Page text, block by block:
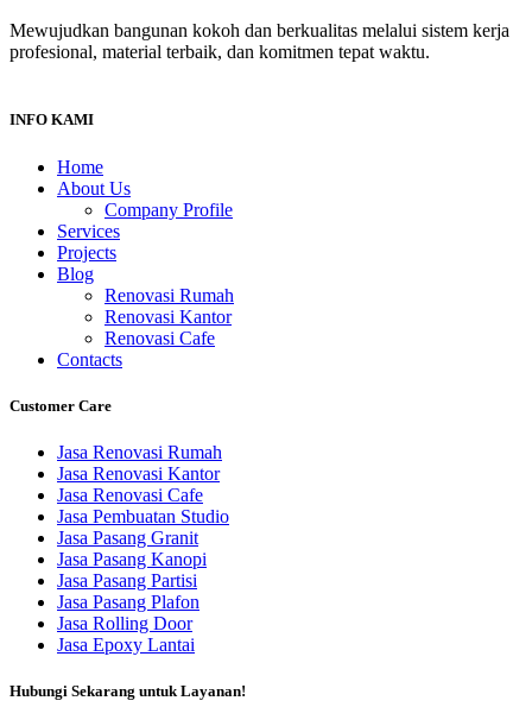
Mewujudkan bangunan kokoh dan berkualitas melalui sistem kerja
profesional, material terbaik, dan komitmen tepat waktu.
INFO KAMI
Home
About Us
Company Profile
Services
Projects
Blog
Renovasi Rumah
Renovasi Kantor
Renovasi Cafe
Contacts
Customer Care
Jasa Renovasi Rumah
Jasa Renovasi Kantor
Jasa Renovasi Cafe
Jasa Pembuatan Studio
Jasa Pasang Granit
Jasa Pasang Kanopi
Jasa Pasang Partisi
Jasa Pasang Plafon
Jasa Rolling Door
Jasa Epoxy Lantai
Hubungi Sekarang untuk Layanan!